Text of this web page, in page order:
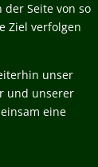
Seite von so
Ziel verfolgen
unser
und unserer
eine